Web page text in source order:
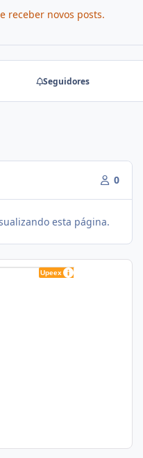
receber novos posts.
Seguidores
0
esta página.